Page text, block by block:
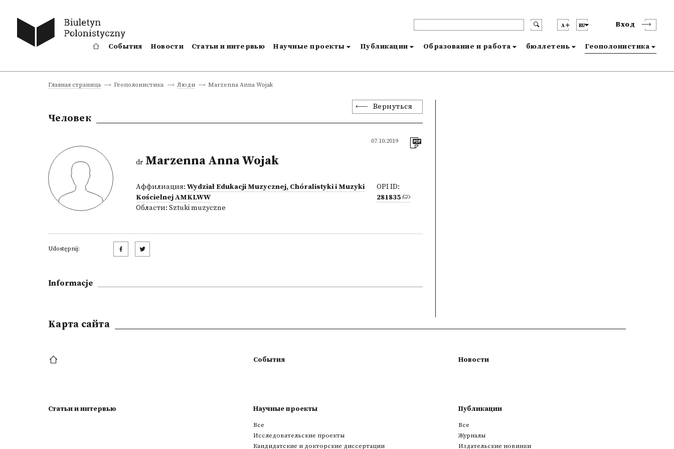
A RU Вход
События Новости Статьи и интервью Научные проекты Публикации Образование и работа бюллетень Геополонистика
Главная страница Геополонистика Люди Marzenna Anna Wojak
Вернуться
Человек
07.10.2019
drMarzenna Anna Wojak
Аффилиация: Wydział Edukacji Muzycznej, Chóralistyki i Muzyki
Kościelnej AMKLWW
Области: Sztuki muzyczne
OPI ID:
281835
Udostępnij:
Informacje
Kарта сайта
События Новости
Статьи и интервью Научные проекты
Все
Исследовательские проекты
Кандидатские и докторские диссертации
Публикации
Все
Журналы
Издательские новинки